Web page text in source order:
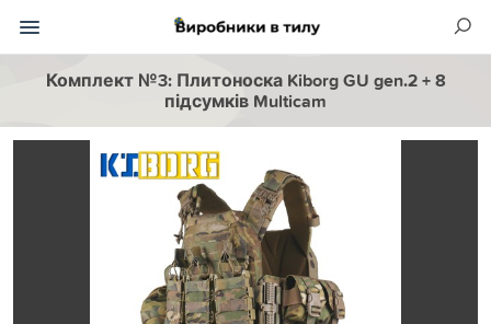
Комплект №3: Плитоноска Kiborg GU gen.2 + 8
підсумків Multicam